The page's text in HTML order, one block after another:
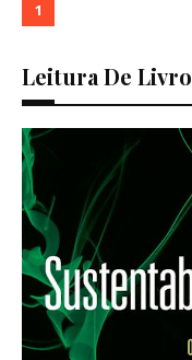
1
Leitura De Livro